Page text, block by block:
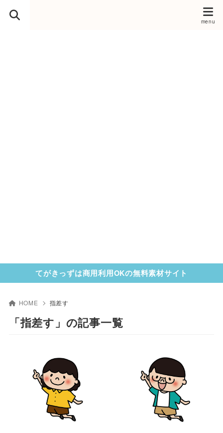
てがきっずは商用利用OKの無料素材サイト
HOME 指差す
「指差す」の記事一覧